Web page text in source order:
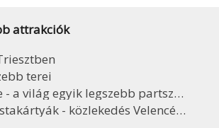
attrakciók
terei
világ egyik legszebb partszakasza
- közlekedés Velencében